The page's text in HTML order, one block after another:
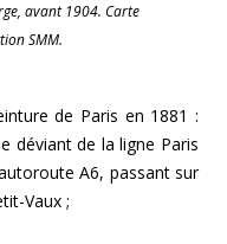
avant 1904. Carte
SMM.
de Paris en 1881 :
déviant de la ligne Paris
A6, passant sur
Vaux ;